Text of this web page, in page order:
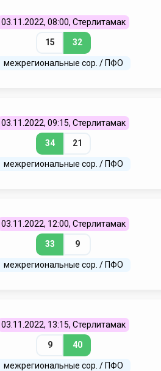
03.11.2022, 08:00, Стерлитамак
15 32
межрегиональные сор. / ПФО
03.11.2022, 09:15, Стерлитамак
34 21
межрегиональные сор. / ПФО
03.11.2022, 12:00, Стерлитамак
33 9
межрегиональные сор. / ПФО
03.11.2022, 13:15, Стерлитамак
9 40
межрегиональные сор. / ПФО